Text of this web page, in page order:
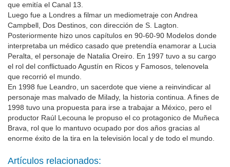
que emitía el Canal 13.
Luego fue a Londres a filmar un mediometraje con Andrea
Campbell, Dos Destinos, con dirección de S. Lagton.
Posteriormente hizo unos capítulos en 90-60-90 Modelos donde
interpretaba un médico casado que pretendía enamorar a Lucia
Peralta, el personaje de Natalia Oreiro. En 1997 tuvo a su cargo
el rol del conflictuado Agustín en Ricos y Famosos, telenovela
que recorrió el mundo.
En 1998 fue Leandro, un sacerdote que viene a reinvindicar al
personaje mas malvado de Milady, la historia continua. A fines de
1998 tuvo una propuesta para irse a trabajar a México, pero el
productor Raúl Lecouna le propuso el co protagonico de Muñeca
Brava, rol que lo mantuvo ocupado por dos años gracias al
enorme éxito de la tira en la televisión local y de todo el mundo.
Artículos relacionados: